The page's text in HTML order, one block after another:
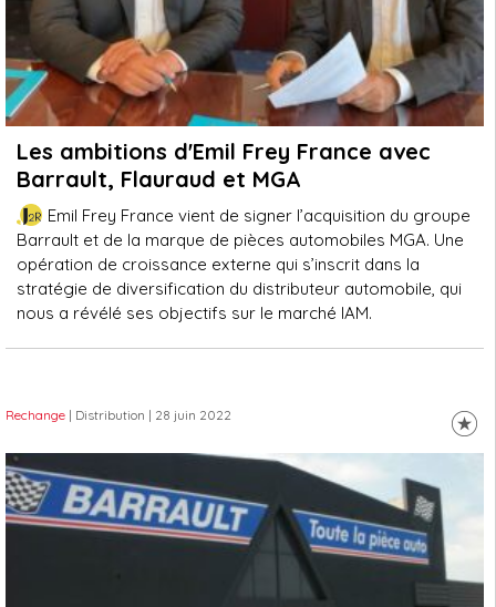
Les ambitions d'Emil Frey France avec
Barrault, Flauraud et MGA
Emil Frey France vient de signer l’acquisition du groupe
Barrault et de la marque de pièces automobiles MGA. Une
opération de croissance externe qui s’inscrit dans la
stratégie de diversification du distributeur automobile, qui
nous a révélé ses objectifs sur le marché IAM.
Rechange | Distribution | 28 juin 2022